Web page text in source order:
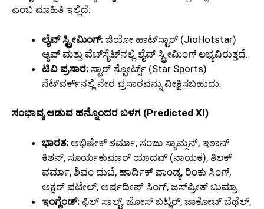
ಎಂಬ ಮಾಹಿತಿ ಇಲ್ಲಿದೆ:
ಲೈವ್ ಸ್ಟ್ರೀಮಿಂಗ್: ಜಿಯೋ ಹಾಟ್‌ಸ್ಟಾರ್ (JioHotstar)
ಆ್ಯಪ್ ಮತ್ತು ವೆಬ್‌ಸೈಟ್‌ನಲ್ಲಿ ಲೈವ್ ಸ್ಟ್ರೀಮಿಂಗ್ ಲಭ್ಯವಿರುತ್ತದೆ.
ಟಿವಿ ಪ್ರಸಾರ: ಸ್ಟಾರ್ ಸ್ಪೋರ್ಟ್ಸ್ (Star Sports)
ನೆಟ್‌ವರ್ಕ್‌ನಲ್ಲಿ ನೇರ ಪ್ರಸಾರವನ್ನು ವೀಕ್ಷಿಸಬಹುದು.
ಸಂಭಾವ್ಯ ಆಡುವ ಹನ್ನೊಂದರ ಬಳಗ (Predicted XI)
ಭಾರತ: ಅಭಿಷೇಕ್ ಶರ್ಮಾ, ಸಂಜು ಸ್ಯಾಮ್ಸನ್, ಇಶಾನ್
ಕಿಶನ್, ಸೂರ್ಯಕುಮಾರ್ ಯಾದವ್ (ನಾಯಕ), ತಿಲಕ್
ವರ್ಮಾ, ಶಿವಂ ದುಬೆ, ಹಾರ್ದಿಕ್ ಪಾಂಡ್ಯ, ರಿಂಕು ಸಿಂಗ್,
ಅಕ್ಷರ್ ಪಟೇಲ್, ಅರ್ಷದೀಪ್ ಸಿಂಗ್, ಜಸ್‌ಪ್ರೀತ್ ಬುಮ್ರಾ.
ಇಂಗ್ಲೆಂಡ್: ಫಿಲ್ ಸಾಲ್ಟ್, ಜೋಸ್ ಬಟ್ಲರ್, ಜಾಕೋಬ್ ಬೆಥೆಲ್,